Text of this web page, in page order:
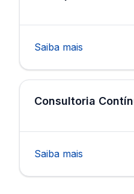
Saiba mais
Consultoria
Saiba mais